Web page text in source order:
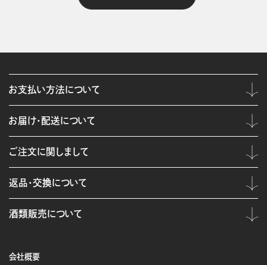
会社概要
お支払い方法について
お届け・配送について
ご注文に関しまして
返品・交換について
酒類販売について